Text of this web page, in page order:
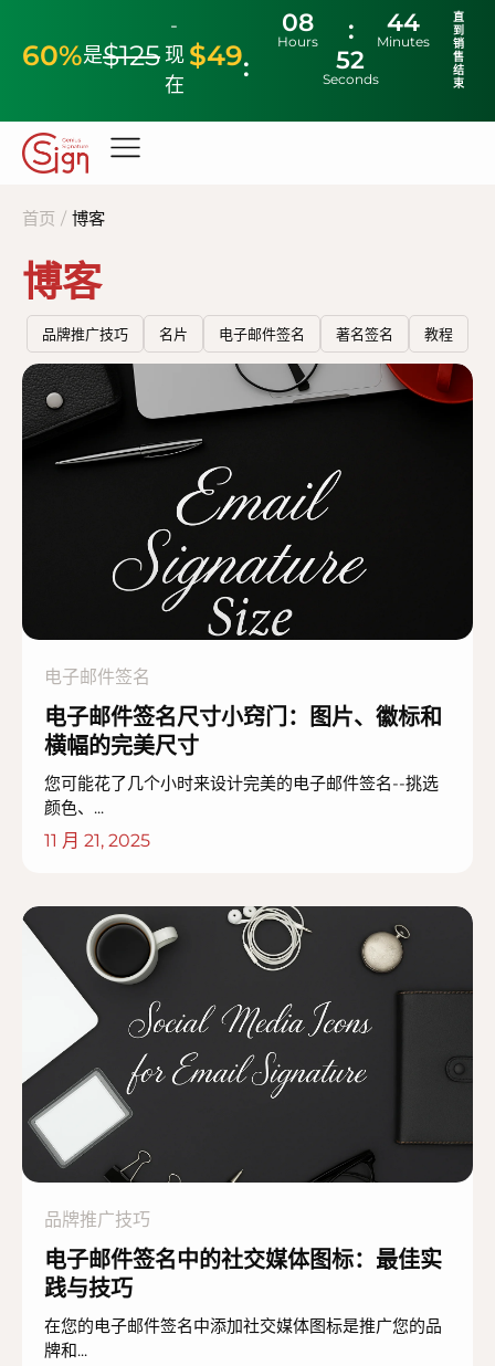
60%是$125
-
现
在
$49
08
Hours
44
Minutes
51
Seconds
直
到
销
售
结
束
首页 / 博客
博客
品牌推广技巧 名片 电子邮件签名 著名签名 教程
电子邮件签名
电子邮件签名尺寸小窍门：图片、徽标和
横幅的完美尺寸
您可能花了几个小时来设计完美的电子邮件签名--挑选
颜色、...
11 月 21, 2025
品牌推广技巧
电子邮件签名中的社交媒体图标：最佳实
践与技巧
在您的电子邮件签名中添加社交媒体图标是推广您的品
牌和...